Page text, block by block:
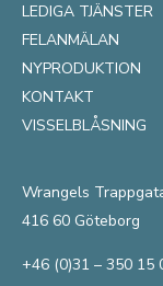
LEDIGA TJÄNSTER
FELANMÄLAN
NYPRODUKTION
KONTAKT
VISSELBLÅSNING
Wrangels
416 60 Göteborg
+46 (0)31 – 350 15